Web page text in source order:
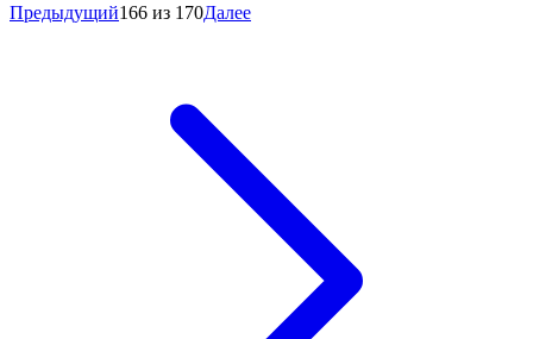
Предыдущий166 из 170Далее